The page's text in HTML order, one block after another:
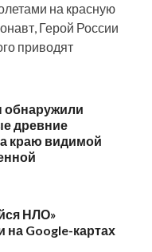
на красную
Герой России
приводят
древние
краю видимой
НЛО»
на Google-картах